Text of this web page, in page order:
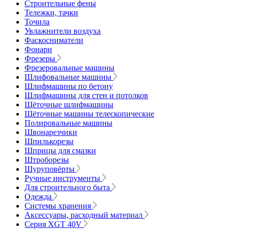
Строительные фены
Тележки, тачки
Точила
Увлажнители воздуха
Фаскосниматели
Фонари
Фрезеры
Фрезеровальные машины
Шлифовальные машины
Шлифмашины по бетону
Шлифмашины для стен и потолков
Щёточные шлифмашины
Щёточные машины телескопические
Полировальные машины
Швонарезчики
Шпилькорезы
Шприцы для смазки
Штроборезы
Шуруповёрты
Ручные инструменты
Для строительного быта
Одежда
Системы хранения
Аксессуары, расходный материал
Серия XGT 40V